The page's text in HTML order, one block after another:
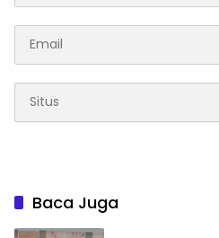
Baca Juga